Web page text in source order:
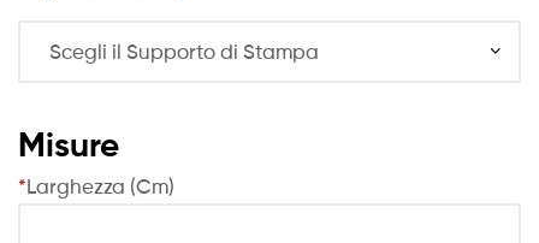
Misure
*Larghezza (Cm)